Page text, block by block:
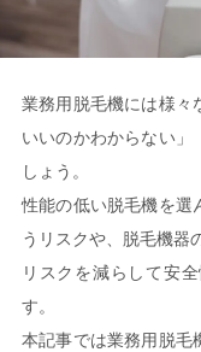
業務用脱毛機には様々
いいのかわからない」
しょう。
性能の低い脱毛機を選
うリスクや、脱毛機器
リスクを減らして安
す。
本記事では業務用脱毛